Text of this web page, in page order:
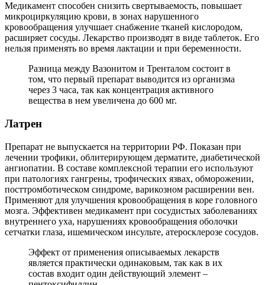
Медикамент способен снизить свертываемость, повышает
микроциркуляцию крови, в зонах нарушенного
кровообращения улучшает снабжение тканей кислородом,
расширяет сосуды. Лекарство производят в виде таблеток. Его
нельзя применять во время лактации и при беременности.
Разница между Вазонитом и Тренталом состоит в
том, что первый препарат выводится из организма
через 3 часа, так как концентрация активного
вещества в нем увеличена до 600 мг.
Латрен
Препарат не выпускается на территории РФ. Показан при
лечении трофики, облитерирующем дерматите, диабетической
ангиопатии. В составе комплексной терапии его используют
при патологиях гангрены, трофических язвах, обморожении,
посттромботическом синдроме, варикозном расширении вен.
Применяют для улучшения кровообращения в коре головного
мозга. Эффективен медикамент при сосудистых заболеваниях
внутреннего уха, нарушениях кровообращения оболочки
сетчатки глаза, ишемическом инсульте, атеросклерозе сосудов.
Эффект от применения описываемых лекарств
является практически одинаковым, так как в их
состав входит один действующий элемент –